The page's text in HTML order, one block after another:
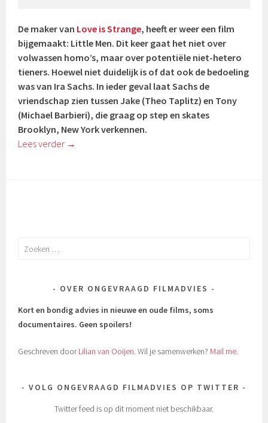
De maker van Love is Strange, heeft er weer een film
bijgemaakt: Little Men. Dit keer gaat het niet over
volwassen homo’s, maar over potentiële niet-hetero
tieners. Hoewel niet duidelijk is of dat ook de bedoeling
was van Ira Sachs. In ieder geval laat Sachs de
vriendschap zien tussen Jake (Theo Taplitz) en Tony
(Michael Barbieri), die graag op step en skates
Brooklyn, New York verkennen.
Lees verder →
Zoeken
OVER ONGEVRAAGD FILMADVIES
Kort en bondig advies in nieuwe en oude films, soms
documentaires. Geen spoilers!
Geschreven doorLilian van Ooijen. Wil je samenwerken? Mail me.
VOLG ONGEVRAAGD FILMADVIES OP TWITTER
Twitter feed is op dit moment niet beschikbaar.